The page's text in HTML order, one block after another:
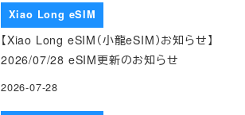
Xiao Long eSIM
【Xiao Long eSIM（小龍eSIM）お知らせ】
2026/07/28 eSIM更新のお知らせ
2026-07-28